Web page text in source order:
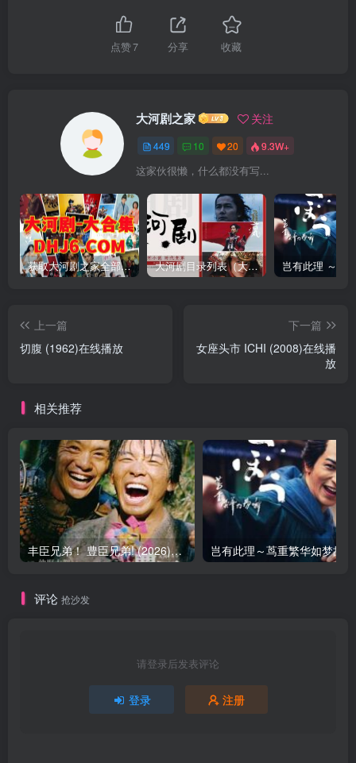
点赞7 分享 收藏
大河剧之家 关注
449 10 20 9.3W+
这家伙很懒，什么都没有写...
获取大河剧之家全部资源 大河剧目录列表（大河剧资源以本目录为准）
上一篇
切腹 (1962)在线播放
下一篇
女座头市 ICHI (2008)在线播
放
相关推荐
丰臣兄弟！ 豊臣兄弟! (2026)在线播放 更新29
评论 抢沙发
请登录后发表评论
登录 注册